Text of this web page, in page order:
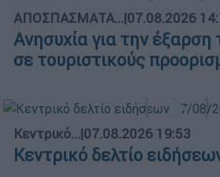
ΑΠΟΣΠΑΣΜΑΤΑ...|07.08.2026
Ανησυχία για την έξαρση
σε τουριστικούς
Κεντρικό...|07.08.2026 19:53
Κεντρικό δελτίο